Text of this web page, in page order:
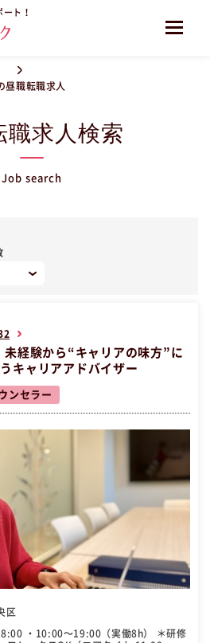
ト！
昼職転職求人
職求人検索
Job search
未経験から“キャリアの味方”に
キャリアアドバイザー
ンセラー
区
・10:00〜19:00（実働8h） ＊研修